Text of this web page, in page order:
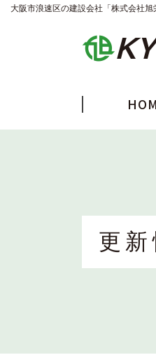
大阪市浪速区の建設会社「株式会社
更新